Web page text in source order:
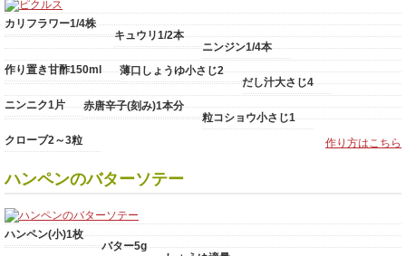
カリフラワー1/4株
キュウリ1/2本
ニンジン1/4本
作り置き甘酢150ml
薄口しょうゆ小さじ2
だし汁大さじ4
ニンニク1片
赤唐辛子(刻み)1本分
粒コショウ小さじ1
クローブ2～3粒
作り方はこちら
ハンペンのバターソテー
ハンペン(小)1枚
バター5g